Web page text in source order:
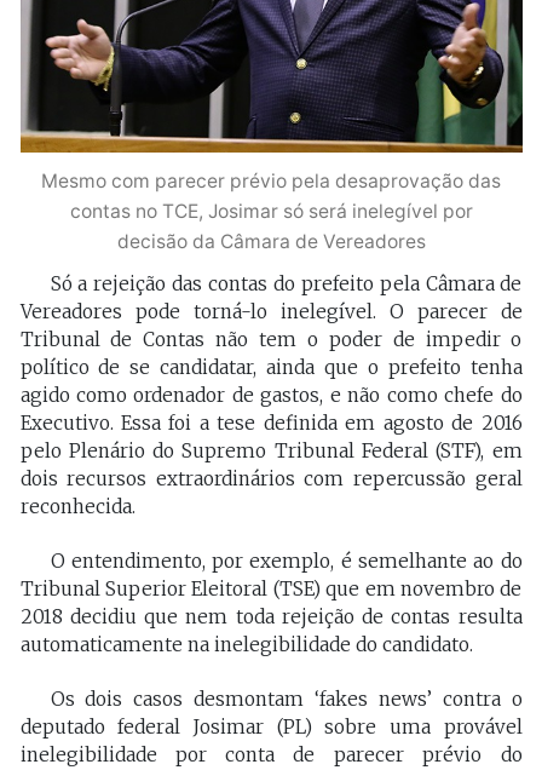
Mesmo com parecer prévio pela desaprovação das
contas no TCE, Josimar só será inelegível por
decisão da Câmara de Vereadores
Só a rejeição das contas do prefeito pela Câmara de
Vereadores pode torná-lo inelegível. O parecer de
Tribunal de Contas não tem o poder de impedir o
político de se candidatar, ainda que o prefeito tenha
agido como ordenador de gastos, e não como chefe do
Executivo. Essa foi a tese definida em agosto de 2016
pelo Plenário do Supremo Tribunal Federal (STF), em
dois recursos extraordinários com repercussão geral
reconhecida.
O entendimento, por exemplo, é semelhante ao do
Tribunal Superior Eleitoral (TSE) que em novembro de
2018 decidiu que nem toda rejeição de contas resulta
automaticamente na inelegibilidade do candidato.
Os dois casos desmontam ‘fakes news’ contra o
deputado federal Josimar (PL) sobre uma provável
inelegibilidade por conta de parecer prévio do